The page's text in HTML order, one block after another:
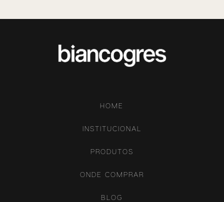
HOME
INSTITUCIONAL
PRODUTOS
ONDE COMPRAR
BLOG